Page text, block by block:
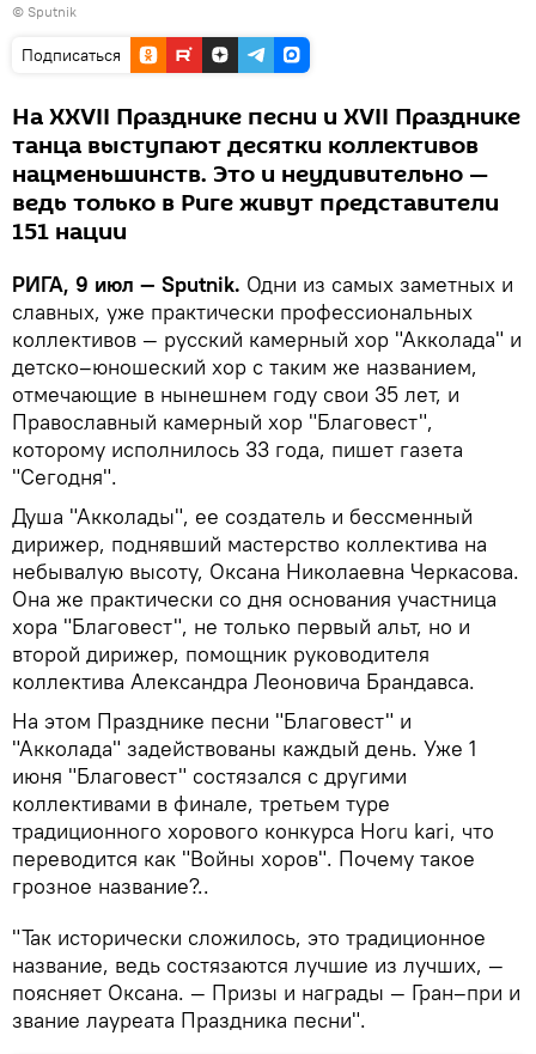
© Sputnik
Подписаться
На XXVII Празднике песни и XVII Празднике
танца выступают десятки коллективов
нацменьшинств. Это и неудивительно —
ведь только в Риге живут представители
151 нации
РИГА, 9 июл — Sputnik. Одни из самых заметных и
славных, уже практически профессиональных
коллективов — русский камерный хор "Акколада" и
детско–юношеский хор с таким же названием,
отмечающие в нынешнем году свои 35 лет, и
Православный камерный хор "Благовест",
которому исполнилось 33 года, пишет газета
"Сегодня".
Душа "Акколады", ее создатель и бессменный
дирижер, поднявший мастерство коллектива на
небывалую высоту, Оксана Николаевна Черкасова.
Она же практически со дня основания участница
хора "Благовест", не только первый альт, но и
второй дирижер, помощник руководителя
коллектива Александра Леоновича Брандавса.
На этом Празднике песни "Благовест" и
"Акколада" задействованы каждый день. Уже 1
июня "Благовест" состязался с другими
коллективами в финале, третьем туре
традиционного хорового конкурса Horu kari, что
переводится как "Войны хоров". Почему такое
грозное название?..
"Так исторически сложилось, это традиционное
название, ведь состязаются лучшие из лучших, —
поясняет Оксана. — Призы и награды — Гран–при и
звание лауреата Праздника песни".